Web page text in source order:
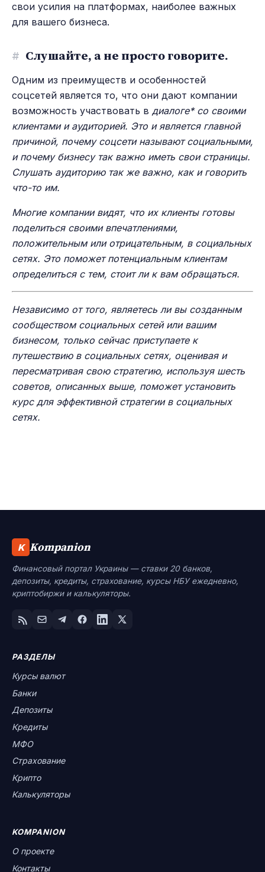
свои усилия на платформах, наиболее важных
для вашего бизнеса.
# Слушайте, а не просто говорите.
Одним из преимуществ и особенностей
соцсетей является то, что они дают компании
возможность участвовать в диалоге*со своими
клиентами и аудиторией. Это и является главной
причиной, почему соцсети называют социальными,
и почему бизнесу так важно иметь свои страницы.
Слушать аудиторию так же важно, как и говорить
что-то им.
Многие компании видят, что их клиенты готовы
поделиться своими впечатлениями,
положительным или отрицательным, в социальных
сетях. Это поможет потенциальным клиентам
определиться с тем, стоит ли к вам обращаться.
Независимо от того, являетесь ли вы созданным
сообществом социальных сетей или вашим
бизнесом, только сейчас приступаете к
путешествию в социальных сетях, оценивая и
пересматривая свою стратегию, используя шесть
советов, описанных выше, поможет установить
курс для эффективной стратегии в социальных
сетях.
K Kompanion
Финансовый портал Украины — ставки 20 банков,
депозиты, кредиты, страхование, курсы НБУ ежедневно,
криптобиржи и калькуляторы.
РАЗДЕЛЫ
Курсы валют
Банки
Депозиты
Кредиты
МФО
Страхование
Крипто
Калькуляторы
KOMPANION
О проекте
Контакты